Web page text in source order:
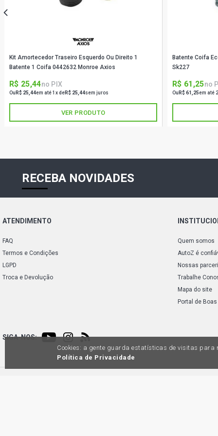
Kit Amortecedor Traseiro Esquerdo Ou Direito 1
Batente 1 Coifa 0442632 Monroe Axios
R$ 25,44no PIX
Ou R$ 25,44em até 1x deR$ 25,44sem juros
VER PRODUTO
Batente Coifa
Sk227
R$ 61,25no
Ou R$ 61,25em até
RECEBA NOVIDADES
ATENDIMENTO
FAQ
Termos e Condições
LGPD
Troca e Devolução
Quem somos
AutoZ é
Nossas
Trabalhe
Mapa do site
Portal de
SIGA-NOS:
Cookies: a gente guarda estatísticas de visitas para
Política de Privacidade